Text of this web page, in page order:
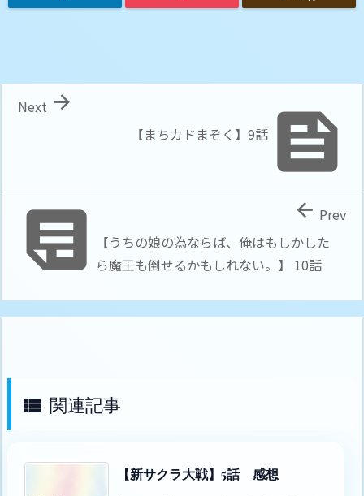

【まちカドまぞく】9話

Next

【うちの娘の為ならば、俺はもしかした
ら魔王も倒せるかもしれない。】 10話
 Prev
 関連記事
【新サクラ大戦】5話 感想